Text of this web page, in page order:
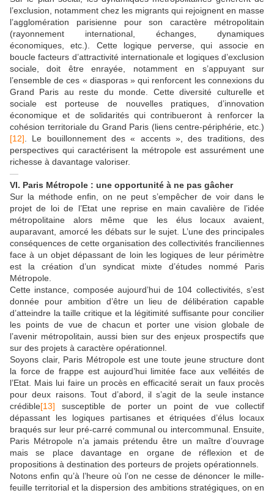
l’exclusion, notamment chez les migrants qui rejoignent en masse
l’agglomération parisienne pour son caractère métropolitain
(rayonnement international, échanges, dynamiques
économiques, etc.). Cette logique perverse, qui associe en
boucle facteurs d’attractivité internationale et logiques d’exclusion
sociale, doit être enrayée, notamment en s’appuyant sur
l’ensemble de ces « diasporas » qui renforcent les connexions du
Grand Paris au reste du monde. Cette diversité culturelle et
sociale est porteuse de nouvelles pratiques, d’innovation
économique et de solidarités qui contribueront à renforcer la
cohésion territoriale du Grand Paris (liens centre-périphérie, etc.)
[12] . Le bouillonnement des « accents », des traditions, des
perspectives qui caractérisent la métropole est assurément une
richesse à davantage valoriser.
—
VI. Paris Métropole : une opportunité à ne pas gâcher
Sur la méthode enfin, on ne peut s’empêcher de voir dans le
projet de loi de l’Etat une reprise en main cavalière de l’idée
métropolitaine alors même que les élus locaux avaient,
auparavant, amorcé les débats sur le sujet. L’une des principales
conséquences de cette organisation des collectivités franciliennes
face à un objet dépassant de loin les logiques de leur périmètre
est la création d’un syndicat mixte d’études nommé Paris
Métropole.
Cette instance, composée aujourd’hui de 104 collectivités, s’est
donnée pour ambition d’être un lieu de délibération capable
d’atteindre la taille critique et la légitimité suffisante pour concilier
les points de vue de chacun et porter une vision globale de
l’avenir métropolitain, aussi bien sur des enjeux prospectifs que
sur des projets à caractère opérationnel.
Soyons clair, Paris Métropole est une toute jeune structure dont
la force de frappe est aujourd’hui limitée face aux velléités de
l’Etat. Mais lui faire un procès en efficacité serait un faux procès
pour deux raisons. Tout d’abord, il s’agit de la seule instance
crédible[13] susceptible de porter un point de vue collectif
dépassant les logiques partisanes et étriquées d’élus locaux
braqués sur leur pré-carré communal ou intercommunal. Ensuite,
Paris Métropole n’a jamais prétendu être un maître d’ouvrage
mais se place davantage en organe de réflexion et de
propositions à destination des porteurs de projets opérationnels.
Notons enfin qu’à l’heure où l’on ne cesse de dénoncer le mille-
feuille territorial et la dispersion des ambitions stratégiques, on en